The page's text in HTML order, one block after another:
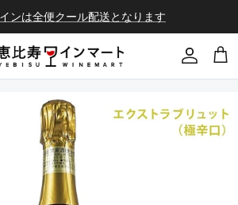
ンは全便クール配送となります
会員登
カ